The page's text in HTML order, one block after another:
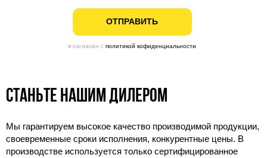
ОТПРАВИТЬ
я согласен сполитикой кофиденциальности
Станьте нашим дилером
Мы гарантируем высокое качество производимой продукции,
своевременные сроки исполнения, конкурентные цены. В
производстве используется только сертифицированное